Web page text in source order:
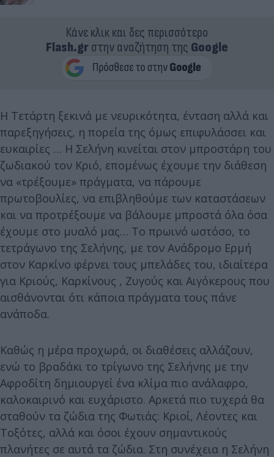
Κάνε κλικ και δες περισσότερο
Flash.grστην αναζήτηση της Google
Η Τετάρτη ξεκινά με νευρικότητα, ένταση αλλά και
παρεξηγήσεις, η πορεία της όμως επιφυλάσσει και
ευκαιρίες … Η Σελήνη κινείται στον μπροστάρη του
ζωδιακού τον Κριό, επομένως έχουμε την διάθεση
να «τρέξουμε» πράγματα, να πάρουμε
πρωτοβουλίες, να επιβληθούμε των καταστάσεων
και να προτρέξουμε να βάλουμε μπροστά όλα όσα
έχουμε στο μυαλό μας… Το πρωινό ωστόσο, το
τετράγωνο της Σελήνης, με τον Ανάδρομο Ερμή
στον Καρκίνο φέρνει τους μπελάδες του, ιδιαίτερα
για Κριούς, Καρκίνους , Ζυγούς και Αιγόκερους που
αισθάνονται ότι κάποια πράγματα τους πάνε
ανάποδα.
Καθώς η μέρα προχωρά, οι διαθέσεις αλλάζουν,
ενώ το βραδάκι το τρίγωνο της Σελήνης με την
Αφροδίτη δημιουργεί ένα κλίμα πιο ανάλαφρο,
καλοκαιρινό και ευχάριστο. Αρκετά πιο τυχερά θα
σταθούν τα ζώδια της Φωτιάς: Κριοί, Λέοντες και
Τοξότες, αλλά και όσοι έχουν σημαντικούς
πλανήτες σε αυτά τα ζώδια. Στη συνέχεια η Σελήνη